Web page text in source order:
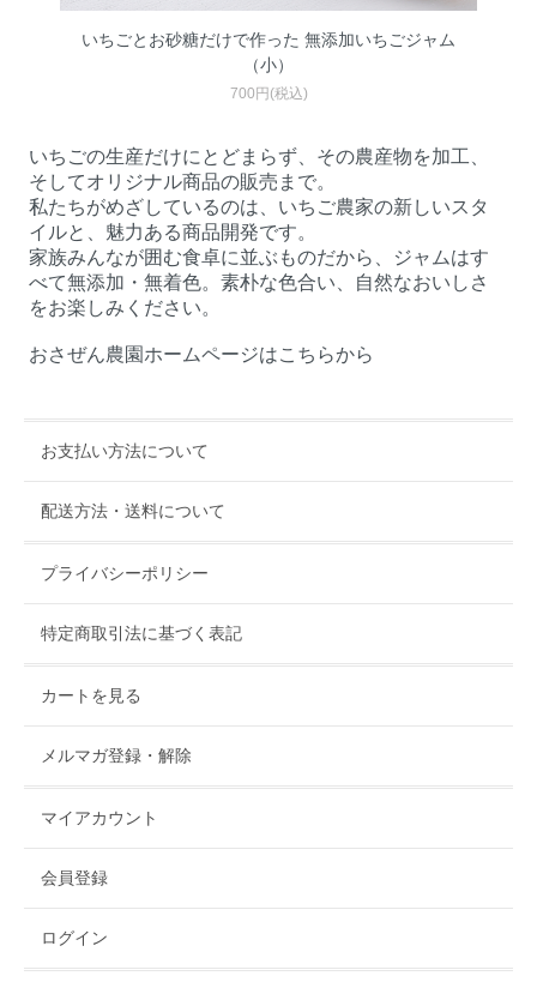
いちごとお砂糖だけで作った 無添加いちごジャム
（小）
700円(税込)
いちごの生産だけにとどまらず、その農産物を加工、
そしてオリジナル商品の販売まで。
私たちがめざしているのは、いちご農家の新しいスタ
イルと、魅力ある商品開発です。
家族みんなが囲む食卓に並ぶものだから、ジャムはす
べて無添加・無着色。素朴な色合い、自然なおいしさ
をお楽しみください。
おさぜん農園ホームページはこちらから
お支払い方法について
配送方法・送料について
プライバシーポリシー
特定商取引法に基づく表記
カートを見る
メルマガ登録・解除
マイアカウント
会員登録
ログイン